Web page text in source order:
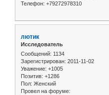
Телефон: +79272978310
лютик
Исследователь
Сообщений: 1134
Зарегистрирован: 2011-11-02
Уважение: +1005
Позитив: +1286
Пол: Женский
Провел на форуме: